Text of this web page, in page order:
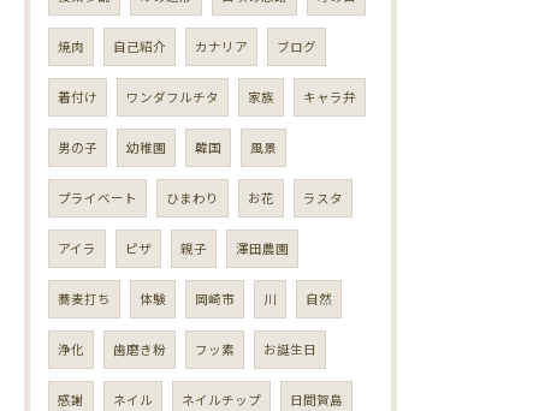
焼肉 自己紹介 カナリア ブログ
着付け ワンダフルチタ 家族 キャラ弁
男の子 幼稚園 韓国 風景
プライベート ひまわり お花 ラスタ
アイラ ピザ 親子 澤田農園
蕎麦打ち 体験 岡崎市 川 自然
浄化 歯磨き粉 フッ素 お誕生日
感謝 ネイル ネイルチップ 日間賀島